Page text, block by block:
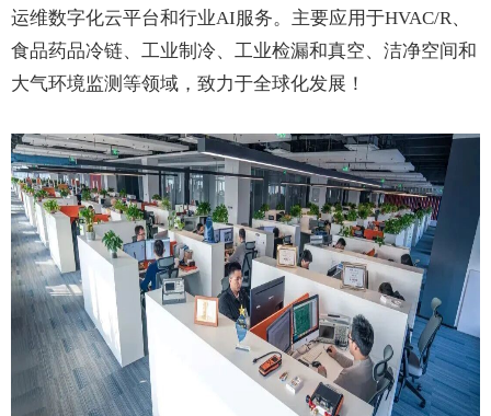
运维数字化云平台和行业AI服务。主要应用于HVAC/R、
食品药品冷链、工业制冷、工业检漏和真空、洁净空间和
大气环境监测等领域，致力于全球化发展！